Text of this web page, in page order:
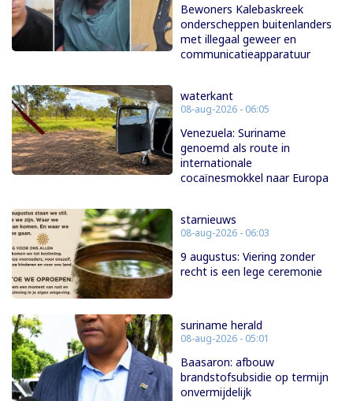
Bewoners Kalebaskreek
onderscheppen buitenlanders
met illegaal geweer en
communicatieapparatuur
waterkant
08-aug-2026 - 06:05
Venezuela: Suriname
genoemd als route in
internationale
cocaïnesmokkel naar Europa
starnieuws
08-aug-2026 - 06:03
9 augustus: Viering zonder
recht is een lege ceremonie
suriname herald
08-aug-2026 - 05:01
Baasaron: afbouw
brandstofsubsidie op termijn
onvermijdelijk